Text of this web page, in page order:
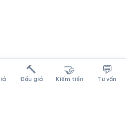
🔨
Đấu giá
🤝
Kiếm tiền
💬
Tư vấn